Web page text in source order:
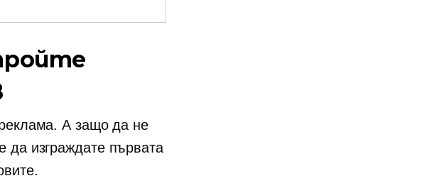
А защо да не
изграждате първата